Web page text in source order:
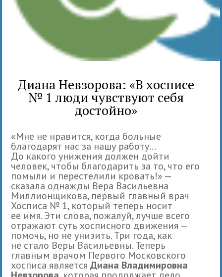
Диана Невзорова: «В хосписе
№ 1 люди чувствуют себя
достойно»
«Мне не нравится, когда больные
благодарят нас за нашу работу...
До какого унижения должен дойти
человек, чтобы благодарить за то, что его
помыли и перестелили кровать!» —
сказала однажды Вера Васильевна
Миллионщикова, первый главный врач
Хосписа № 1, который теперь носит
ее имя. Эти слова, пожалуй, лучше всего
отражают суть хосписного движения —
помочь, но не унизить. Три года, как
не стало Веры Васильевны. Теперь
главным врачом Первого Московского
хосписа являетсяДиана Владимировна